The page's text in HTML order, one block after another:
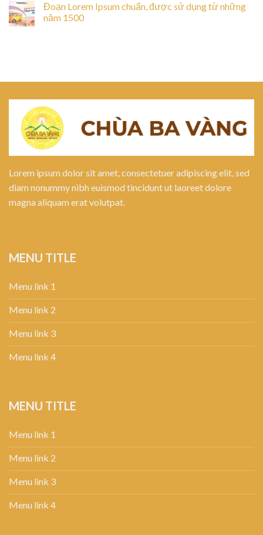
Đoạn Lorem Ipsum chuẩn, được sử dụng từ những
năm 1500
Lorem ipsum dolor sit amet, consectetuer adipiscing elit, sed
diam nonummy nibh euismod tincidunt ut laoreet dolore
magna aliquam erat volutpat.
MENU TITLE
Menu link 1
Menu link 2
Menu link 3
Menu link 4
MENU TITLE
Menu link 1
Menu link 2
Menu link 3
Menu link 4